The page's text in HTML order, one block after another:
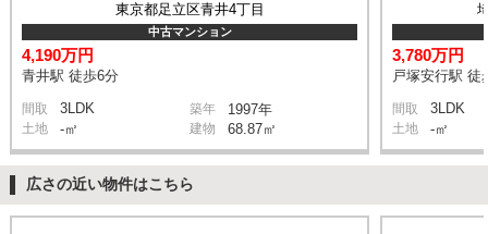
東京都足立区青井4丁目
中古マンション
4,190万円
青井駅 徒歩6分
間取 3LDK 築年 1997年
土地 -㎡ 建物 68.87㎡
3,780万円
戸塚安行駅 徒
間取 3LDK
土地 -㎡
広さの近い物件はこちら